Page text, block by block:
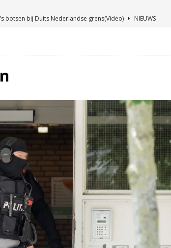
botsen bij Duits Nederlandse grens(Video)
NIEUWS
en wagen met stro in de brand in Oosterhesselen(Video)
brand in Wijster(Video)
aangevaren op Schildmeer Steendam(Video) NIEUWS